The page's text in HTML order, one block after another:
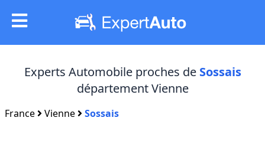
Experts Automobile proches de Sossais
département Vienne
France Vienne Sossais